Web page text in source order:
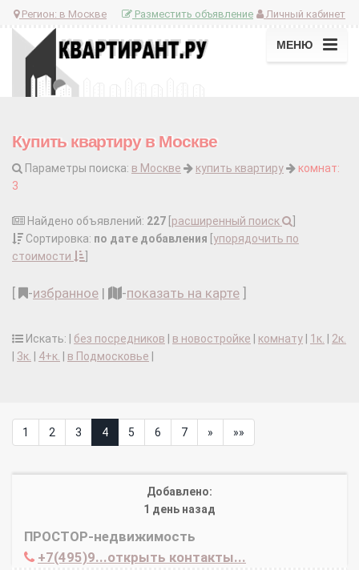
Регион: в Москве Личный кабинет
Разместить объявление
МЕНЮ
Купить квартиру в Москве
Параметры поиска: в Москве купить квартиру
комнат:
3
Найдено объявлений: 227 расширенный поиск
Сортировка: по дате добавления упорядочить по
стоимости
-избранное | -показать на карте
Искать: | без посредников в новостройке комнату 1к.
2к.
3к. 4+к. в Подмосковье
1 2 3 4 5 6 7 » »»
Добавлено:
1 день назад
ПРОСТОР-недвижимость
+7(495)9...открыть контакты...